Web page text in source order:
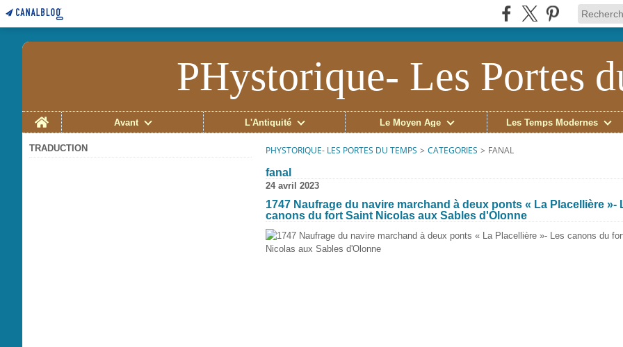
PHystorique- Les Portes
Home
Avant L'Antiquité Le Moyen Âge Les Temps Modernes
TRADUCTION PHYSTORIQUE- LES PORTES DU TEMPS > CATEGORIES > FANAL
fanal
24 avril 2023
1747 Naufrage du navire marchand à deux ponts « La Placellière »-
canons du fort Saint Nicolas aux Sables d'Olonne